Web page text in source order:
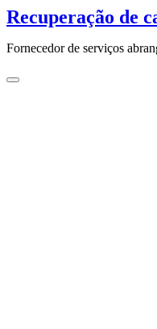
Ir
para
o
conteúdo
Recuperação de
Fornecedor de serviços